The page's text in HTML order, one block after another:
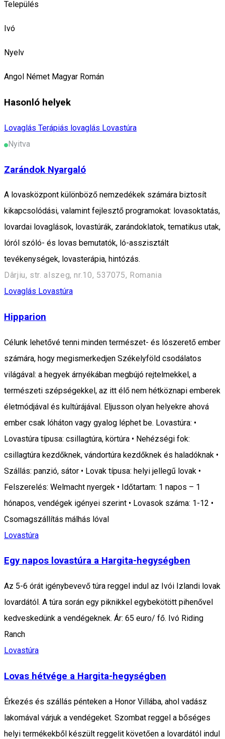
Település
Ivó
Nyelv
Angol Német Magyar Román
Hasonló helyek
Lovaglás Terápiás lovaglás Lovastúra
Nyitva
Zarándok Nyargaló
A lovasközpont különböző nemzedékek számára biztosít
kikapcsolódási, valamint fejlesztő programokat: lovasoktatás,
lovardai lovaglások, lovastúrák, zarándoklatok, tematikus utak,
lóról szóló- és lovas bemutatók, ló-asszisztált
tevékenységek, lovasterápia, hintózás.
Dârjiu, str. alszeg, nr.10, 537075, Romania
Lovaglás Lovastúra
Hipparion
Célunk lehetővé tenni minden természet- és lószerető ember
számára, hogy megismerkedjen Székelyföld csodálatos
világával: a hegyek árnyékában megbújó rejtelmekkel, a
természeti szépségekkel, az itt élő nem hétköznapi emberek
életmódjával és kultúrájával. Eljusson olyan helyekre ahová
ember csak lóháton vagy gyalog léphet be. Lovastúra: •
Lovastúra típusa: csillagtúra, körtúra • Nehézségi fok:
csillagtúra kezdőknek, vándortúra kezdőknek és haladóknak •
Szállás: panzió, sátor • Lovak típusa: helyi jellegű lovak •
Felszerelés: Welmacht nyergek • Időtartam: 1 napos – 1
hónapos, vendégek igényei szerint • Lovasok száma: 1-12 •
Csomagszállítás málhás lóval
Lovastúra
Egy napos lovastúra a Hargita-hegységben
Az 5-6 órát igénybevevő túra reggel indul az Ivói Izlandi lovak
lovardától. A túra során egy piknikkel egybekötött pihenővel
kedveskedünk a vendégeknek. Ár: 65 euro/ fő. Ivó Riding
Ranch
Lovastúra
Lovas hétvége a Hargita-hegységben
Érkezés és szállás pénteken a Honor Villába, ahol vadász
lakomával várjuk a vendégeket. Szombat reggel a bőséges
helyi termékekből készült reggelit követően a lovardától indul